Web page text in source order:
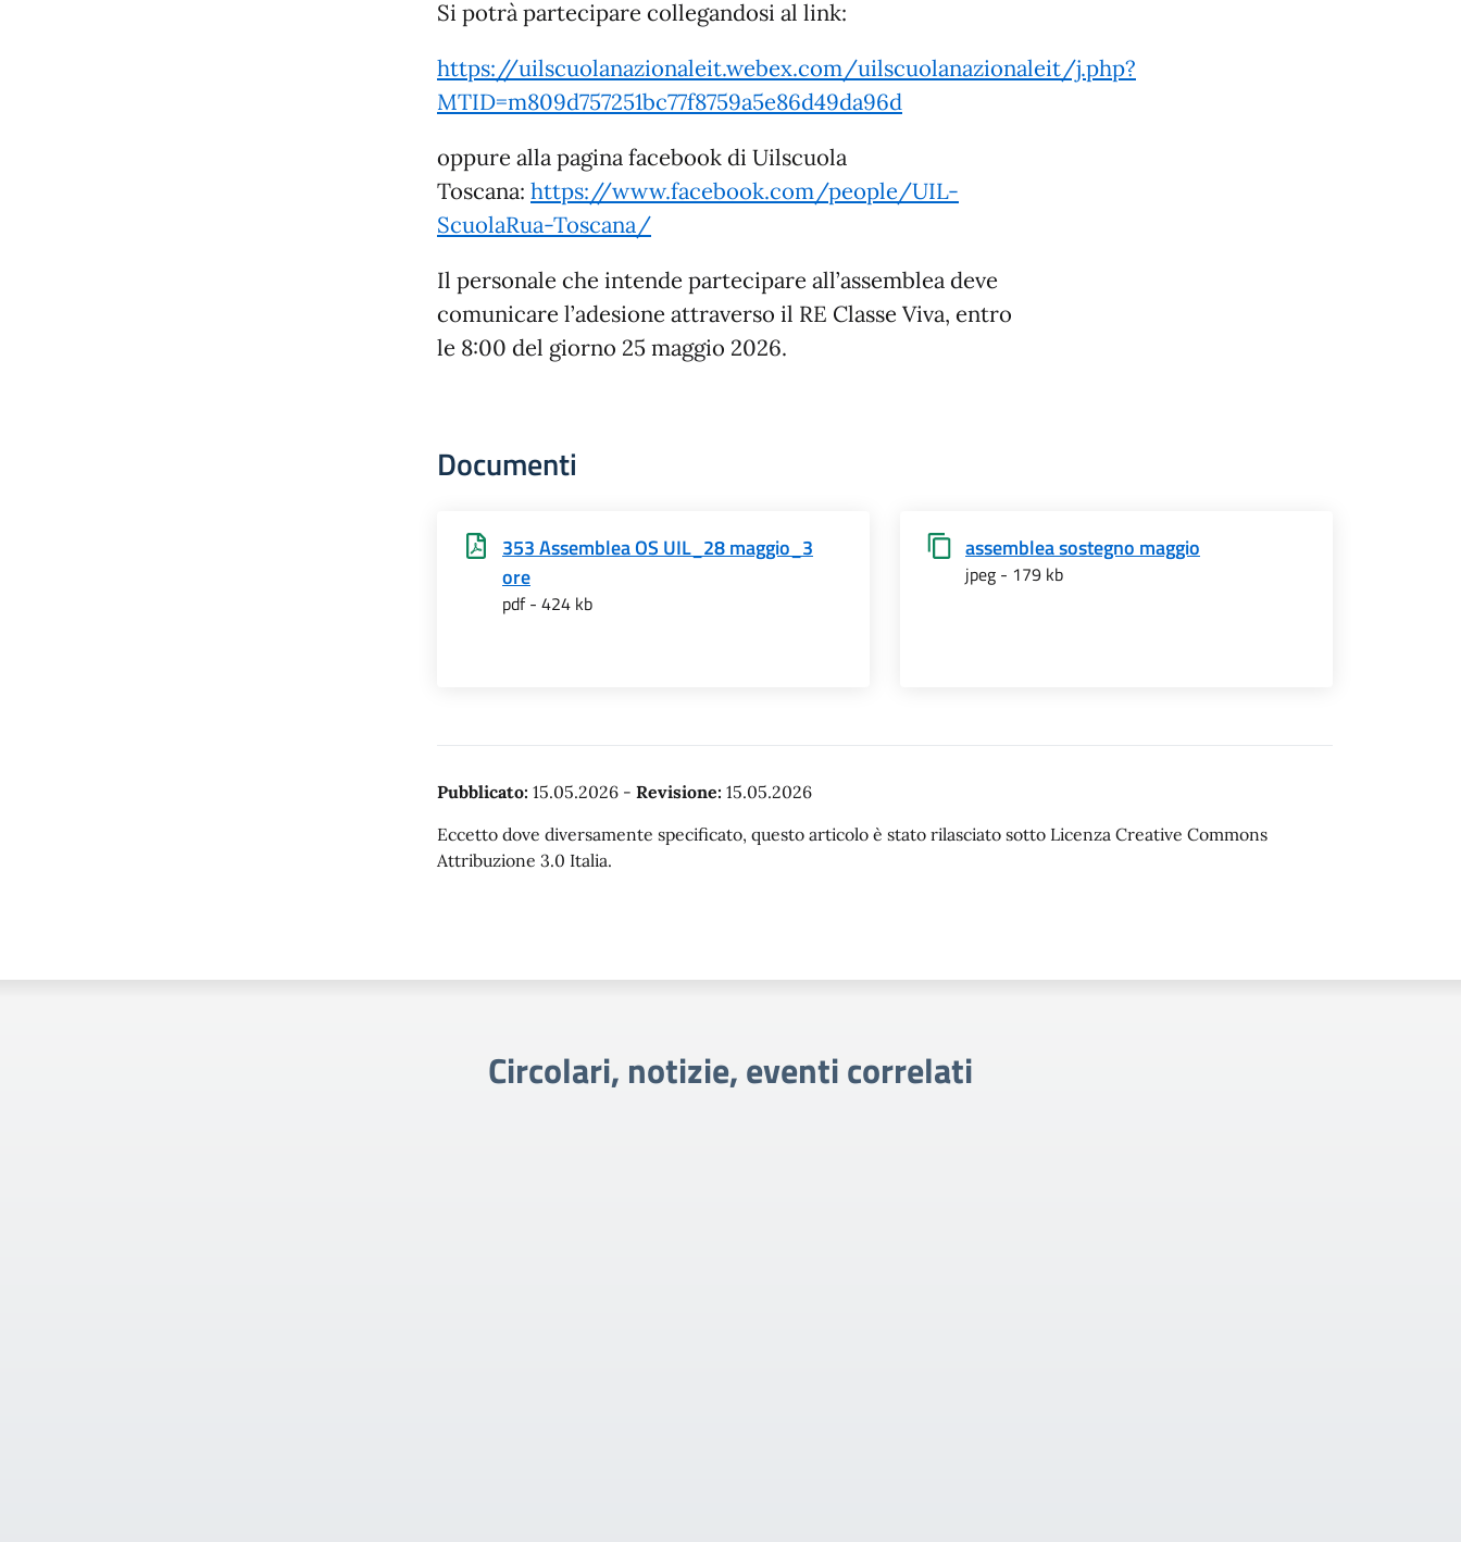
Si potrà partecipare collegandosi al link:
https://uilscuolanazionaleit.webex.com/uilscuolanazionaleit/j.php?
MTID=m809d757251bc77f8759a5e86d49da96d
oppure alla pagina facebook di Uilscuola
Toscana: https://www.facebook.com/people/UIL-
ScuolaRua-Toscana/
Il personale che intende partecipare all’assemblea deve
comunicare l’adesione attraverso il RE Classe Viva, entro
le 8:00 del giorno 25 maggio 2026.
Documenti
353 Assemblea OS UIL_28 maggio_3
ore
pdf - 424 kb
assemblea sostegno maggio
jpeg - 179 kb
Pubblicato: 15.05.2026 - Revisione: 15.05.2026
Eccetto dove diversamente specificato, questo articolo è stato rilasciato sotto Licenza Creative Commons
Attribuzione 3.0 Italia.
Circolari, notizie, eventi correlati